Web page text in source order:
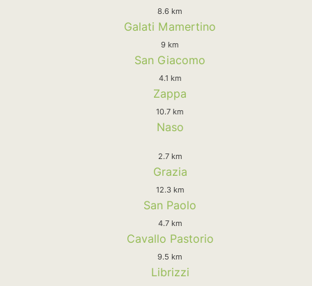
8.6 km
Galati Mamertino
9 km
San Giacomo
4.1 km
Zappa
10.7 km
Naso
2.7 km
Grazia
12.3 km
San Paolo
4.7 km
Cavallo Pastorio
9.5 km
Librizzi